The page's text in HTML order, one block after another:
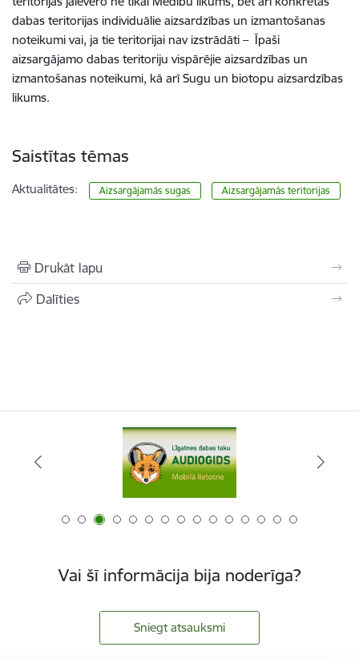
dabas teritorijas individuālie aizsardzības un izmantošanas
noteikumi vai, ja tie teritorijai nav izstrādāti – Īpaši
aizsargājamo dabas teritoriju vispārējie aizsardzības un
izmantošanas noteikumi, kā arī Sugu un biotopu aizsardzības
likums.
Saistītas tēmas
Aktualitātes: Aizsargājamās sugas Aizsargājamās teritorijas
Drukāt lapu
Dalīties
Vai šī informācija bija noderīga?
Sniegt atsauksmi